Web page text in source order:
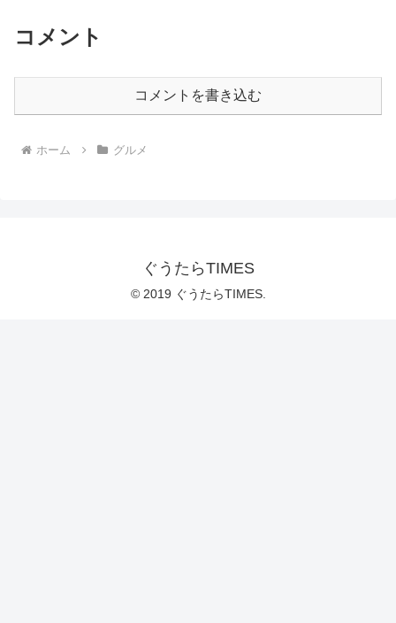
コメント
コメントを書き込む
ホーム グルメ
ぐうたらTIMES
© 2019 ぐうたらTIMES.